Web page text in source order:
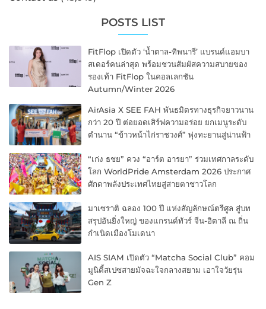
POSTS LIST
FitFlop เปิดตัว ‘น้ำตาล-ทิพนารี’ แบรนด์แอมบา
สเดอร์คนล่าสุด พร้อมชวนสัมผัสความสบายของ
รองเท้า FitFlop ในคอลเลกชัน
Autumn/Winter 2026
AirAsia X SEE FAH พันธมิตรทางธุรกิจยาวนาน
กว่า 20 ปี ต่อยอดเสิร์ฟความอร่อย ยกเมนูระดับ
ตำนาน “ข้าวหน้าไก่ราชวงศ์” พุ่งทะยานสู่น่านฟ้า
“เก่ง ธชย” ควง “อาร์ต อารยา” ร่วมเทศกาลระดับ
โลก WorldPride Amsterdam 2026 ประกาศ
ศักดาพลังประเทศไทยสู่สายตาชาวโลก
มาเซราติ ฉลอง 100 ปี แห่งสัญลักษณ์ตรีศูล สู่บท
สรุปอันยิ่งใหญ่ ของแกรนด์ทัวร์ จีน-อิตาลี ณ ถิ่น
กำเนิดเมืองโมเดนา
AIS SIAM เปิดตัว “Matcha Social Club” คอม
มูนิตี้สเปซสายมัจฉะใจกลางสยาม เอาใจวัยรุ่น
Gen Z